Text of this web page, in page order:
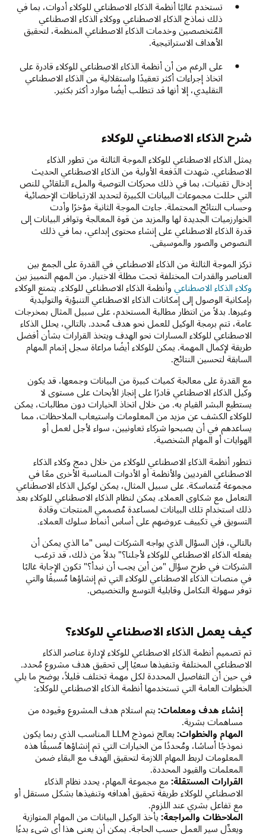
تستخدم غالبًا أنظمة الذكاء الاصطناعي للوكلاء أدوات، بما في
ذلك نماذج الذكاء الاصطناعي ووكلاء الذكاء الاصطناعي
المُتخصصين وخدمات الذكاء الاصطناعي المنظمة، لتحقيق
الأهداف الاستراتيجية.
على الرغم من أن أنظمة الذكاء الاصطناعي للوكلاء قادرة على
اتخاذ إجراءات أكثر تعقيدًا واستقلالية من الذكاء الاصطناعي
التقليدي، إلا أنها قد تتطلب أيضًا موارد أكثر بكثير.
شرح الذكاء الاصطناعي للوكلاء
يمثل الذكاء الاصطناعي للوكلاء الموجة الثالثة من تطور الذكاء
الاصطناعي. شهدت الدَفعة الأولية من الذكاء الاصطناعي الحديث
إدخال تقنيات، بما في ذلك محركات التوصية والملء التلقائي للنص
التي حللت مجموعات البيانات الكبيرة لتحديد الارتباطات الإحصائية
وحساب النتائج المحتملة. جاءت الموجة الثانية مؤخرًا وأدت
الخوارزميات الجديدة لها والمزيد من قوة المعالجة وتوافر البيانات إلى
قدرة الذكاء الاصطناعي على إنشاء محتوى إبداعي، بما في ذلك
النصوص والصور والموسيقى.
تركز الموجة الثالثة من الذكاء الاصطناعي في القدرة على الجمع بين
العناصر والقدرات المختلفة تحت مظلة الاختيار. من المهم التمييز بين
وكلاء الذكاء الاصطناعي وأنظمة الذكاء الاصطناعي للوكلاء. يتمتع الوكلاء
بإمكانية الوصول إلى إمكانات الذكاء الاصطناعي التنبؤية والتوليدية
وغيرها. بدلاً من انتظار مطالبة المستخدم، على سبيل المثال بمخرجات
عامة، تتم برمجة الوكيل للعمل نحو هدف مُحدد. بالتالي، يحلل الذكاء
الاصطناعي للوكلاء المسارات نحو الهدف ويتخذ القرارات بشأن أفضل
طريقة لإكمال المهمة. يمكن للوكلاء أيضًا مراعاة سجل إتمام المهام
السابقة لتحسين النتائج.
مع القدرة على معالجة كميات كبيرة من البيانات وجمعها، قد يكون
وكيل الذكاء الاصطناعي قادرًا على إنجاز الأبحاث على مستوى لا
يستطيع البشر القيام به. من خلال اتخاذ الخيارات دون مطالبات، يمكن
للوكلاء الكشف عن مزيد من المعلومات واستيعاب الملاحظات، مما
يساعدهم في أن يصبحوا شركاء تعاونيين، سواء لأجل لعمل أو
الهوايات أو المهام الشخصية.
تتطور أنظمة الذكاء الاصطناعي للوكلاء من خلال دمج وكلاء الذكاء
الاصطناعي الفرديين والأنظمة أو الأدوات المناسبة الأخرى معًا في
مجموعة مُتماسكة. على سبيل المثال، يمكن لوكيل الذكاء الاصطناعي
التعامل مع شكاوى العملاء. يمكن لنظام الذكاء الاصطناعي للوكلاء بعد
ذلك استخدام تلك البيانات لمساعدة مُصممي المنتجات وقادة
التسويق في تكييف عروضهم على أساس أنماط سلوك العملاء.
بالتالي، فإن السؤال الذي يواجه الشركات ليس "ما الذي يمكن أن
يفعله الذكاء الاصطناعي للوكلاء لأجلنا؟" بدلاً من ذلك، قد ترغب
الشركات في طرح سؤال "من أين يجب أن نبدأ؟" تكون الإجابة غالبًا
في منصات الذكاء الاصطناعي للوكلاء التي تم إنشاؤها مُسبقًا والتي
توفر سهولة التكامل وقابلية التوسع والتخصيص.
كيف يعمل الذكاء الاصطناعي للوكلاء؟
تم تصميم أنظمة الذكاء الاصطناعي للوكلاء لإدارة عناصر الذكاء
الاصطناعي المختلفة وتنفيذها سعيًا إلى تحقيق هدف مشروع مُحدد.
في حين أن التفاصيل المحددة لكل مهمة تختلف قليلاً، يوضح ما يلي
الخطوات العامة التي تستخدمها أنظمة الذكاء الاصطناعي للوكلاء:
إنشاء هدف ومعلمات:يتم استلام هدف المشروع وقيوده من
مساهمات بشرية.
المهام والخطوات:
يعالج نموذج LLM المناسب الذي ربما يكون
نموذجًا أساسًا، ومُحددًا من الخيارات التي تم إنشاؤها مُسبقًا هذه
المعلومات لربط المهام اللازمة لتحقيق الهدف مع البقاء ضمن
المعلمات والقيود المحددة.
القرارات المستقلة:مع مجموعة المهام، يحدد نظام الذكاء
الاصطناعي للوكلاء طريقة تحقيق أهدافه وتنفيذها بشكل مستقل أو
مع تفاعل بشري عند اللزوم.
الملاحظات والمراجعة:يأخذ الوكيل البيانات من المهام المتوازية
ويعدِّل سير العمل حسب الحاجة. يمكن أن يعني هذا أي شيء بدءًا